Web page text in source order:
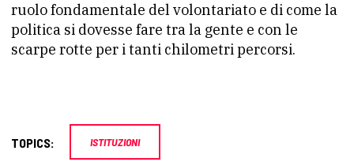
ruolo fondamentale del volontariato e di come la
politica si dovesse fare tra la gente e con le
scarpe rotte per i tanti chilometri percorsi.
TOPICS: ISTITUZIONI